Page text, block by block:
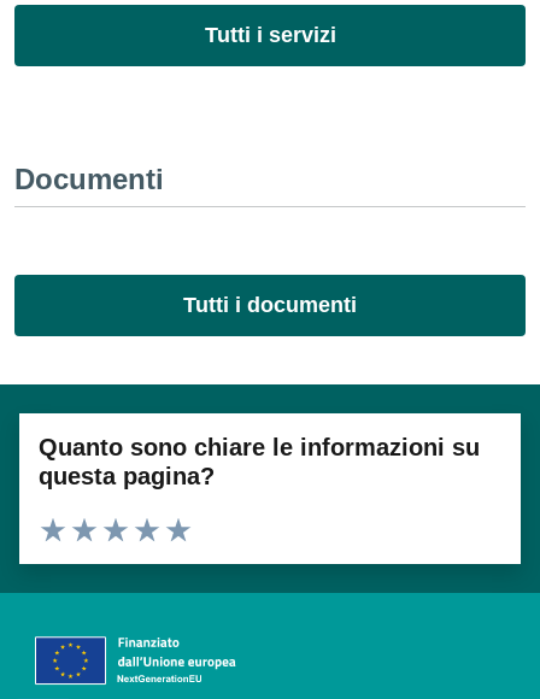
Tutti i servizi
Documenti
Tutti i documenti
Quanto sono chiare le informazioni su
questa pagina?